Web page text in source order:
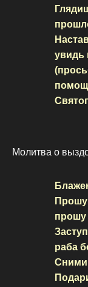
увидь
Молитва о
прошу
раба
Сними